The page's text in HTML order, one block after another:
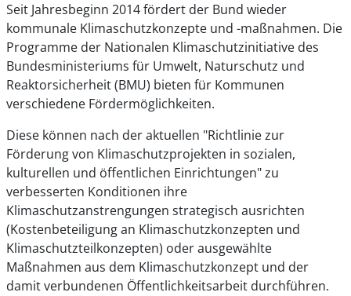
Seit Jahresbeginn 2014 fördert der Bund wieder
kommunale Klimaschutzkonzepte und -maßnahmen. Die
Programme der Nationalen Klimaschutzinitiative des
Bundesministeriums für Umwelt, Naturschutz und
Reaktorsicherheit (BMU) bieten für Kommunen
verschiedene Fördermöglichkeiten.
Diese können nach der aktuellen "Richtlinie zur
Förderung von Klimaschutzprojekten in sozialen,
kulturellen und öffentlichen Einrichtungen" zu
verbesserten Konditionen ihre
Klimaschutzanstrengungen strategisch ausrichten
(Kostenbeteiligung an Klimaschutzkonzepten und
Klimaschutzteilkonzepten) oder ausgewählte
Maßnahmen aus dem Klimaschutzkonzept und der
damit verbundenen Öffentlichkeitsarbeit durchführen.